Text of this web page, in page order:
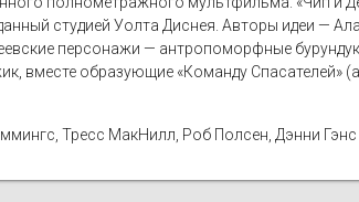
студией Уолта Диснея. Авторы идеи —
персонажи — антропоморфные
вместе образующие «Команду Спасателей»
Тресс МакНилл, Роб Полсен, Дэнни Гэнс